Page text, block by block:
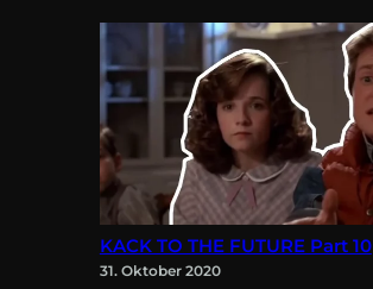
KACK TO THE FUTURE Part 10
31. Oktober 2020